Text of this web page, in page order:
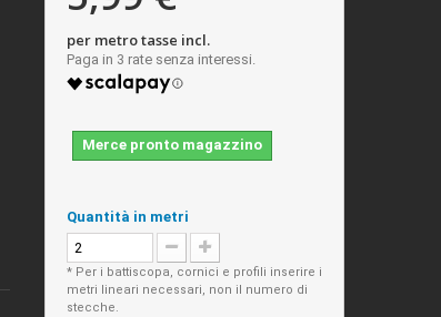
per metro tasse incl.
Merce pronto magazzino
Quantità in metri
* Per i battiscopa, cornici e profili inserire i
metri lineari necessari, non il numero di
stecche.